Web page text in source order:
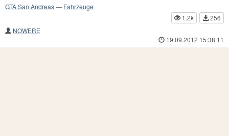
GTA San Andreas— Fahrzeuge
1.2k
256
NOWERE
19.09.2012 15:38:11